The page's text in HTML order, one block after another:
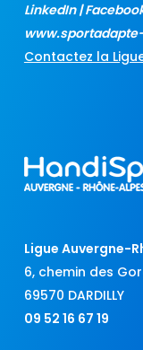
LinkedIn|
Contactez la
Ligue Auvergne-
6, chemin des
69570 DARDILLY
09 52 16 67 19